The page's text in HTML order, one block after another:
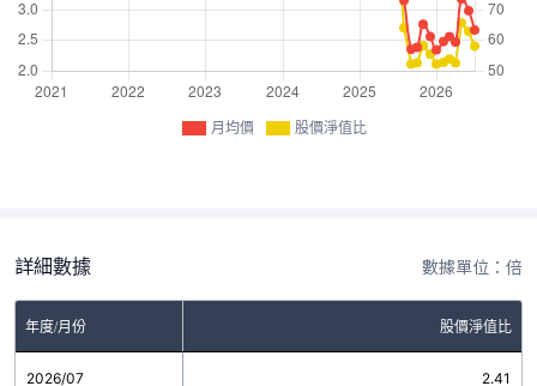
月均價 股價淨值比
詳細數據 數據單位：倍
年度/月份 股價淨值比
2026/07 2.41